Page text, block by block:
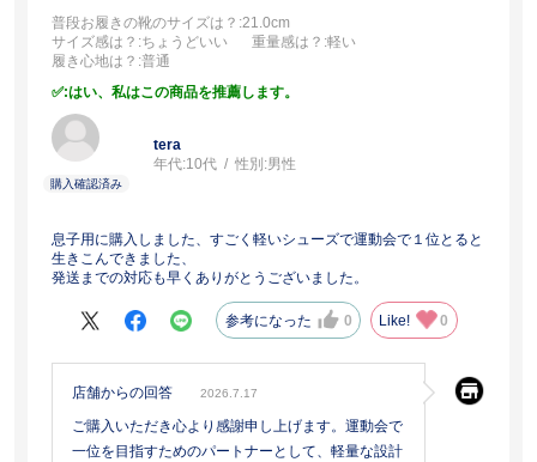
普段お履きの靴のサイズは？ :21.0cm
サイズ感は？ :ちょうどいい 重量感は？ :軽い
履き心地は？ :普通
:はい、私はこの商品を推薦します。
tera
年代:10代 性別:男性
息子用に購入しました、すごく軽いシューズで運動会で１位とると
生きこんできました、
発送までの対応も早くありがとうございました。
参考になった 0 Like! 0
店舗からの回答 2026.7.17
ご購入いただき心より感謝申し上げます。運動会で
一位を目指すためのパートナーとして、軽量な設計